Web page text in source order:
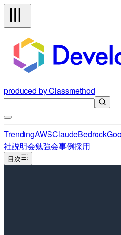
produced by Classmethod
TrendingAWSClaudeBedrock
社説明会勉強会事例採用
目次